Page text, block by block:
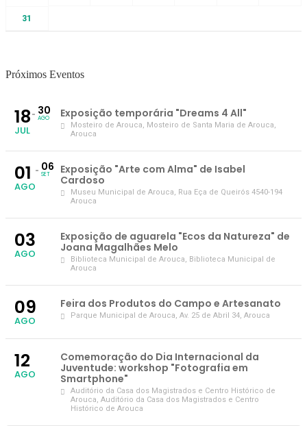
31
Próximos Eventos
18
JUL
30
AGO Exposição temporária "Dreams 4 All"
Mosteiro de Arouca, Mosteiro de Santa Maria de Arouca,
Arouca
01
AGO
06
SET
Exposição "Arte com Alma" de Isabel
Cardoso
Museu Municipal de Arouca, Rua Eça de Queirós 4540-194
Arouca
03
AGO
Exposição de aguarela "Ecos da Natureza" de
Joana Magalhães Melo
Biblioteca Municipal de Arouca, Biblioteca Municipal de
Arouca
09
AGO
Feira dos Produtos do Campo e Artesanato
Parque Municipal de Arouca, Av. 25 de Abril 34, Arouca
12
AGO
Comemoração do Dia Internacional da
Juventude: workshop "Fotografia em
Smartphone"
Auditório da Casa dos Magistrados e Centro Histórico de
Arouca, Auditório da Casa dos Magistrados e Centro
Histórico de Arouca